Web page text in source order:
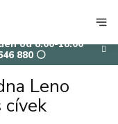
od 8:00-18:00
880 ⚪
KOŠÍK
Leno
cívek